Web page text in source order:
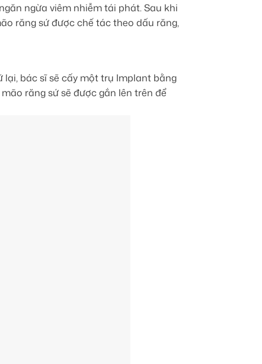
ngừa viêm nhiễm tái phát. Sau khi
răng sứ được chế tác theo dấu răng,
bác sĩ sẽ cấy một trụ Implant bằng
răng sứ sẽ được gắn lên trên để